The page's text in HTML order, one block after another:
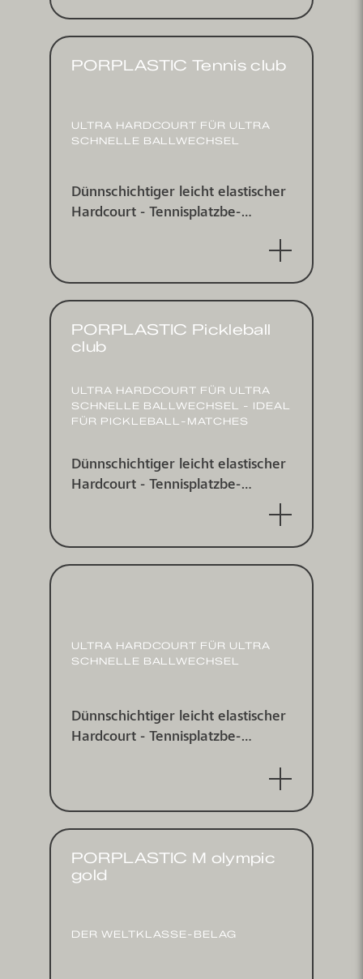
Pickleball.
PORPLASTIC Tennis club
ULTRA HARDCOURT FÜR ULTRA
SCHNELLE BALL­WECHSEL
Dünnschichtiger leicht elastischer
Hardcourt - Tennis­platz­be­
PORPLASTIC Pickleball
club
ULTRA HARDCOURT FÜR ULTRA
SCHNELLE BALL­WECHSEL - IDEAL
FÜR PICKLEBALL-MATCHES
Dünnschichtiger leicht elastischer
Hardcourt - Tennis­platz­be­
schichtungs­system für indoor und
ULTRA HARDCOURT FÜR ULTRA
SCHNELLE BALL­WECHSEL
Dünnschichtiger leicht elastischer
Hardcourt - Tennis­platz­be­
PORPLASTIC M olympic
gold
DER WELTKLASSE-BELAG